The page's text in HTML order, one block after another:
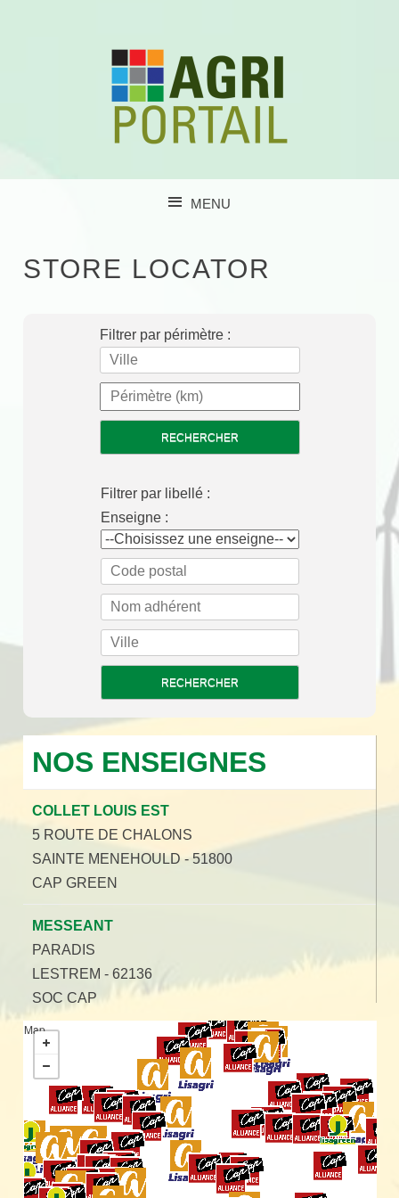
MENU
STORE LOCATOR
Filtrer par périmètre :
Filtrer par libellé :
Enseigne :
NOS ENSEIGNES
COLLET LOUIS EST
5 ROUTE DE CHALONS
SAINTE MENEHOULD -51800
CAP GREEN
MESSEANT
PARADIS
LESTREM -62136
SOC CAP
LESIEUR
Rue de Parigné
MAYENNE-53101
CAP GREEN
PEILLET
LES CHASSES
Map